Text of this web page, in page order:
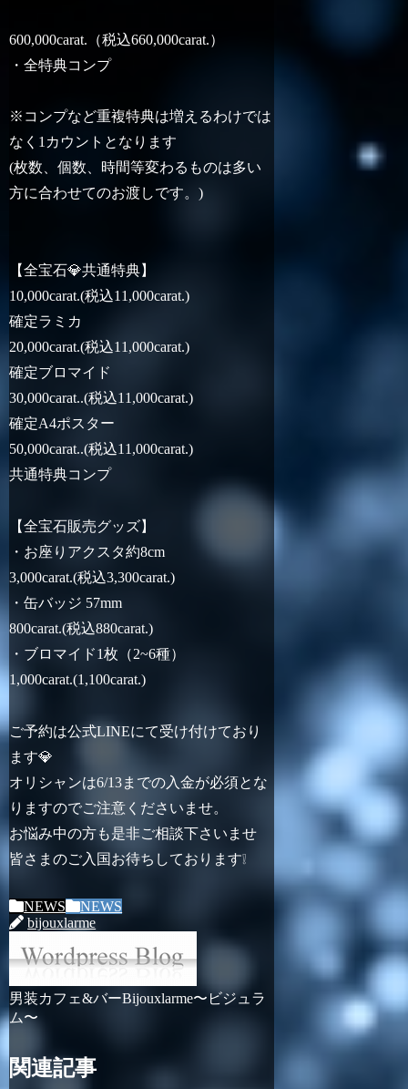
600,000carat.（税込660,000carat.）
・全特典コンプ
※コンプなど重複特典は増えるわけでは
なく1カウントとなります
(枚数、個数、時間等変わるものは多い
方に合わせてのお渡しです。)
【全宝石💎共通特典】
10,000carat.(税込11,000carat.)
確定ラミカ
20,000carat.(税込11,000carat.)
確定ブロマイド
30,000carat..(税込11,000carat.)
確定A4ポスター
50,000carat..(税込11,000carat.)
共通特典コンプ
【全宝石販売グッズ】
・お座りアクスタ約8cm
3,000carat.(税込3,300carat.)
・缶バッジ 57mm
800carat.(税込880carat.)
・ブロマイド1枚（2~6種）
1,000carat.(1,100carat.)
ご予約は公式LINEにて受け付けており
ます💎
オリシャンは6/13までの入金が必須とな
りますのでご注意くださいませ。
お悩み中の方も是非ご相談下さいませ
皆さまのご入国お待ちしております❕
NEWS
NEWS
bijouxlarme
男装カフェ&バーBijouxlarme〜ビジュラ
ム〜
関連記事